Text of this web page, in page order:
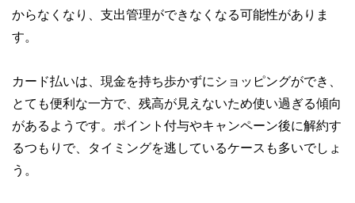
からなくなり、支出管理ができなくなる可能性がありま
す。
カード払いは、現金を持ち歩かずにショッピングができ、
とても便利な一方で、残高が見えないため使い過ぎる傾向
があるようです。ポイント付与やキャンペーン後に解約す
るつもりで、タイミングを逃しているケースも多いでしょ
う。